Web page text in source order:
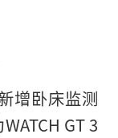
增卧床监测
GT 3